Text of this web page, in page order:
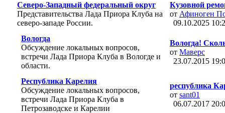
Северо-Западный федеральный округ
Представительства Лада Приора Клуба на
северо-западе России.
Кузовной
от Афиноген
09.10.2025
Вологда
Обсуждение локальных вопросов,
встречи Лада Приора Клуба в Вологде и
области.
Вологда!
от Маверс
23.07.2015
Республика Карелия
Обсуждение локальных вопросов,
встречи Лада Приора Клуба в
Петрозаводске и Карелии
республика
от sant01
06.07.2017